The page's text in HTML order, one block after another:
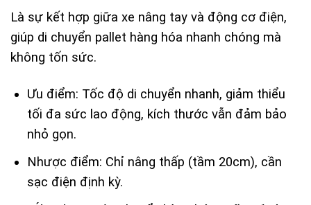
Là sự kết hợp giữa xe nâng tay và động cơ điện,
giúp di chuyển pallet hàng hóa nhanh chóng mà
không tốn sức.
Ưu điểm: Tốc độ di chuyển nhanh, giảm thiểu
tối đa sức lao động, kích thước vẫn đảm bảo
nhỏ gọn.
Nhược điểm: Chỉ nâng thấp (tầm 20cm), cần
sạc điện định kỳ.